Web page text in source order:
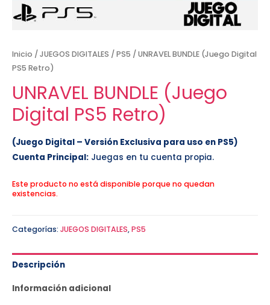
Inicio /JUEGOS DIGITALES /PS5 / UNRAVEL BUNDLE (Juego Digital
PS5 Retro)
UNRAVEL BUNDLE (Juego
Digital PS5 Retro)
(Juego Digital – Versión Exclusiva para uso en PS5)
Cuenta Principal: Juegas en tu cuenta propia.
Este producto no está disponible porque no quedan
existencias.
Categorías: JUEGOS DIGITALES,PS5
Descripción
Información adicional